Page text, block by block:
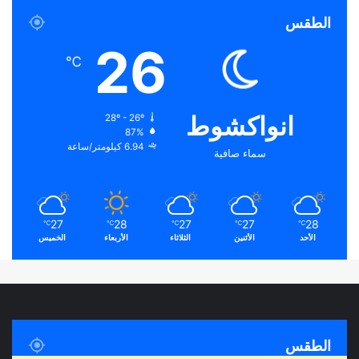
الطقس
انواكشوط
سماء صافية
26
℃
28º - 26º
87%
6.94 كيلومتر/ساعة
28
℃
الأحد
27
℃
الأثنين
27
℃
الثلاثاء
28
℃
الأربعاء
27
℃
الخميس
الطقس